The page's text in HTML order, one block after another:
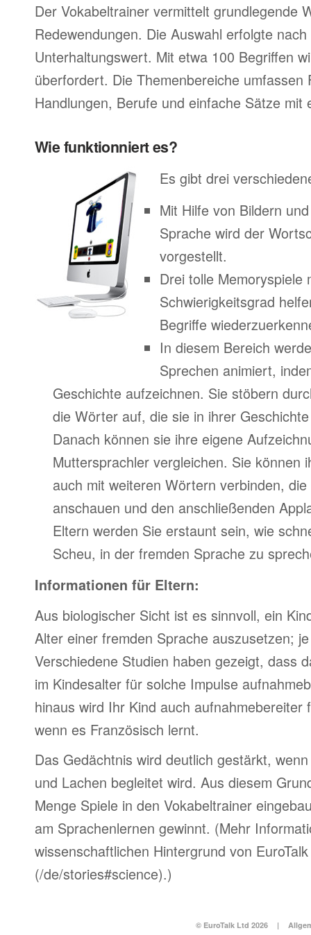
Der Vokabeltrainer vermittelt grundlegende
Redewendungen. Die Auswahl erfolgte
Unterhaltungswert. Mit etwa 100 Begriffen
überfordert. Die Themenbereiche umfassen
Handlungen, Berufe und einfache Sätze mit
Wie funktionniert es?
Es gibt drei
Mit Hilfe von Bildern
Sprache wird der
vorgestellt.
Drei tolle Memoryspiele
Schwierigkeitsgrad
Begriffe
In diesem Bereich
Sprechen animiert,
Geschichte aufzeichnen. Sie stöbern
die Wörter auf, die sie in ihrer
Danach können sie ihre eigene
Muttersprachler vergleichen. Sie können
auch mit weiteren Wörtern verbinden,
anschauen und den anschließenden
Eltern werden Sie erstaunt sein, wie
Scheu, in der fremden Sprache zu
Informationen für Eltern:
Aus biologischer Sicht ist es sinnvoll, ein
Alter einer fremden Sprache auszusetzen;
Verschiedene Studien haben gezeigt, dass
im Kindesalter für solche Impulse
hinaus wird Ihr Kind auch aufnahmebereiter
wenn es Französisch lernt.
Das Gedächtnis wird deutlich gestärkt,
und Lachen begleitet wird. Aus diesem
Menge Spiele in den Vokabeltrainer
am Sprachenlernen gewinnt. (Mehr
wissenschaftlichen Hintergrund von
(/de/stories#science).)
© EuroTalk Ltd 2026 |